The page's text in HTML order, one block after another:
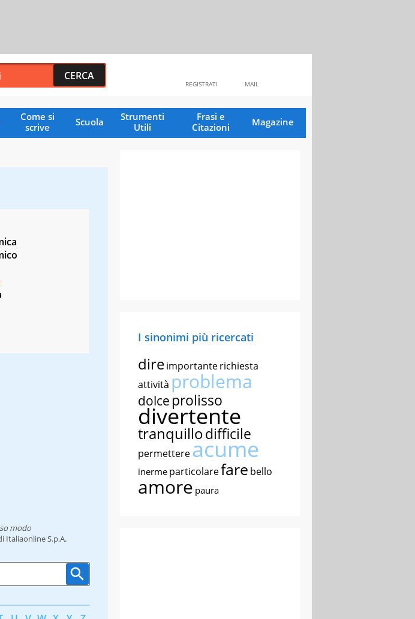
MAIL
REGISTRATI
Come si
scrive
Scuola
Strumenti
Utili
Frasi e
Citazioni
Magazine
modo
Italiaonline S.p.A.
I sinonimi più ricercati
direimportanterichiesta
attività problema
dolce prolisso
divertente
tranquillodifficile
permettereacume
inerme particolarefare bello
amore paura